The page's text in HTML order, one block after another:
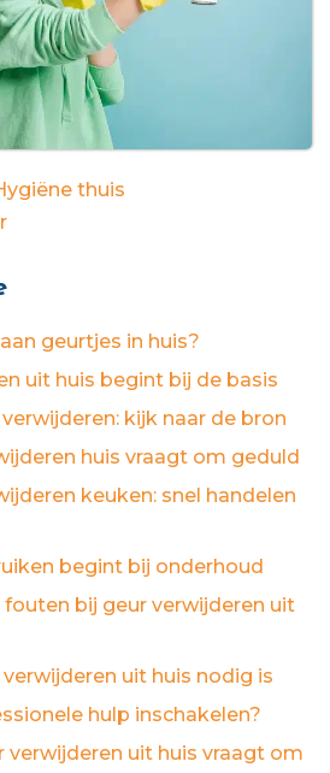
thuis
geurtjes in huis?
uit huis begint bij de basis
kijk naar de bron
huis vraagt om geduld
keuken: snel handelen
begint bij onderhoud
bij geur verwijderen uit
uit huis nodig is
hulp inschakelen?
verwijderen uit huis vraagt om